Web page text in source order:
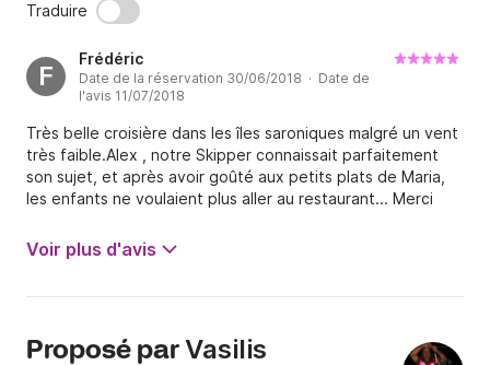
Traduire
F
Frédéric
Date de la réservation 30/06/2018 · Date de
l'avis 11/07/2018
Très belle croisière dans les îles saroniques malgré un vent
très faible.Alex , notre Skipper connaissait parfaitement
son sujet, et après avoir goûté aux petits plats de Maria,
les enfants ne voulaient plus aller au restaurant... Merci
Voir plus d'avis
Proposé parVasilis